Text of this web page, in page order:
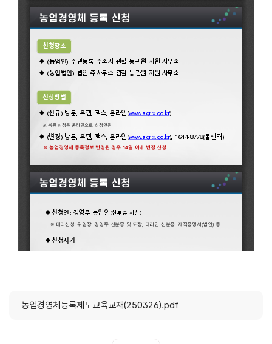
농업경영체등록제도교육교재(250326).pdf